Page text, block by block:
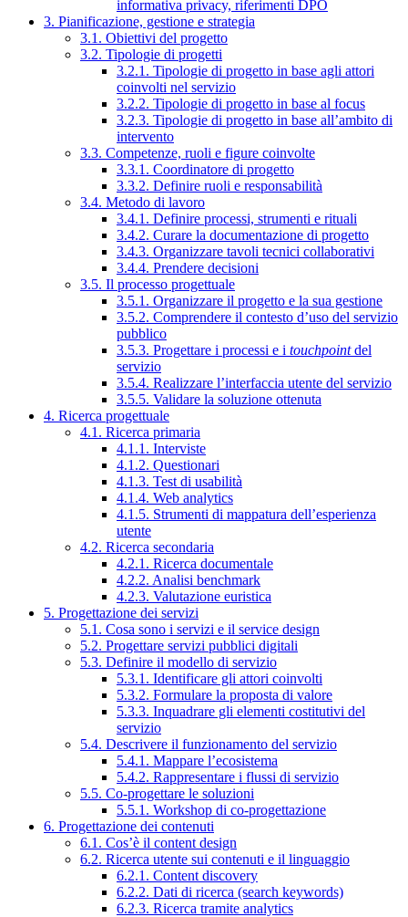
informativa privacy, riferimenti DPO
3. Pianificazione, gestione e strategia
3.1. Obiettivi del progetto
3.2. Tipologie di progetti
3.2.1. Tipologie di progetto in base agli attori
coinvolti nel servizio
3.2.2. Tipologie di progetto in base al focus
3.2.3. Tipologie di progetto in base all’ambito di
intervento
3.3. Competenze, ruoli e figure coinvolte
3.3.1. Coordinatore di progetto
3.3.2. Definire ruoli e responsabilità
3.4. Metodo di lavoro
3.4.1. Definire processi, strumenti e rituali
3.4.2. Curare la documentazione di progetto
3.4.3. Organizzare tavoli tecnici collaborativi
3.4.4. Prendere decisioni
3.5. Il processo progettuale
3.5.1. Organizzare il progetto e la sua gestione
3.5.2. Comprendere il contesto d’uso del servizio
pubblico
3.5.3. Progettare i processi e i touchpointdel
servizio
3.5.4. Realizzare l’interfaccia utente del servizio
3.5.5. Validare la soluzione ottenuta
4. Ricerca progettuale
4.1. Ricerca primaria
4.1.1. Interviste
4.1.2. Questionari
4.1.3. Test di usabilità
4.1.4. Web analytics
4.1.5. Strumenti di mappatura dell’esperienza
utente
4.2. Ricerca secondaria
4.2.1. Ricerca documentale
4.2.2. Analisi benchmark
4.2.3. Valutazione euristica
5. Progettazione dei servizi
5.1. Cosa sono i servizi e il service design
5.2. Progettare servizi pubblici digitali
5.3. Definire il modello di servizio
5.3.1. Identificare gli attori coinvolti
5.3.2. Formulare la proposta di valore
5.3.3. Inquadrare gli elementi costitutivi del
servizio
5.4. Descrivere il funzionamento del servizio
5.4.1. Mappare l’ecosistema
5.4.2. Rappresentare i flussi di servizio
5.5. Co-progettare le soluzioni
5.5.1. Workshop di co-progettazione
6. Progettazione dei contenuti
6.1. Cos’è il content design
6.2. Ricerca utente sui contenuti e il linguaggio
6.2.1. Content discovery
6.2.2. Dati di ricerca (search keywords)
6.2.3. Ricerca tramite analytics